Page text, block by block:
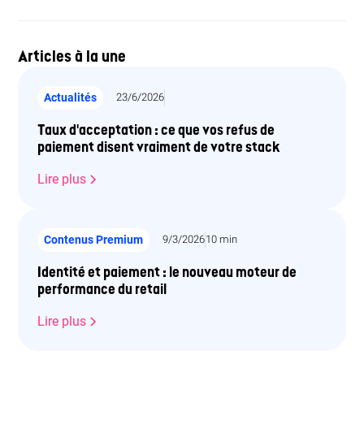
Articles à la une
Actualités 23/6/2026
Taux d'acceptation : ce que vos refus de
paiement disent vraiment de votre stack
Lire plus
Contenus Premium 9/3/202610 min
Identité et paiement : le nouveau moteur de
performance du retail
Lire plus